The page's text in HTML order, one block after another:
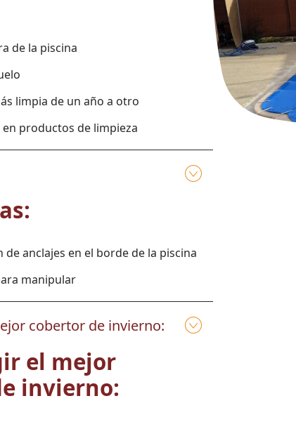
de la piscina
limpia de un año a otro
productos de limpieza
de anclajes en el borde de la piscina
manipular
cobertor de invierno:
el mejor
invierno: